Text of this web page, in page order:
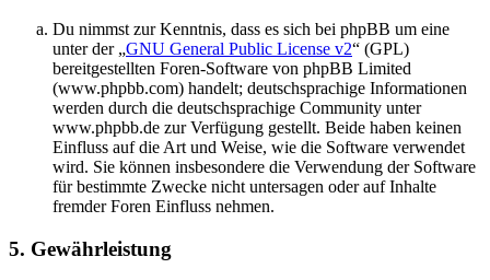
Du nimmst zur Kenntnis, dass es sich bei phpBB um eine
unter der „GNU General Public License v2“ (GPL)
bereitgestellten Foren-Software von phpBB Limited
(www.phpbb.com) handelt; deutschsprachige Informationen
werden durch die deutschsprachige Community unter
www.phpbb.de zur Verfügung gestellt. Beide haben keinen
Einfluss auf die Art und Weise, wie die Software verwendet
wird. Sie können insbesondere die Verwendung der Software
für bestimmte Zwecke nicht untersagen oder auf Inhalte
fremder Foren Einfluss nehmen.
5. Gewährleistung